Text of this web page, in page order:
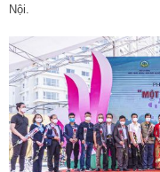
Nội.